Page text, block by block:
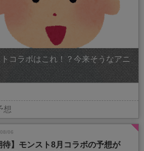
コラボはこれ！？今来そうなアニ
想
06
待】モンスト8月コラボの予想が